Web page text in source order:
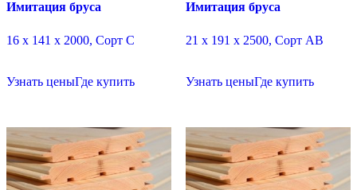
Имитация бруса
16 х 141 х 2000, Сорт C
Узнать ценыГде купить
Имитация бруса
21 х 191 х 2500, Сорт АВ
Узнать ценыГде купить